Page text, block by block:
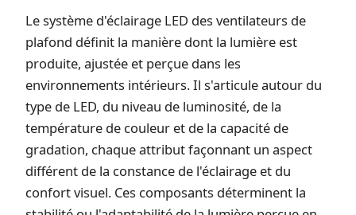
Le système d'éclairage LED des ventilateurs de
plafond définit la manière dont la lumière est
produite, ajustée et perçue dans les
environnements intérieurs. Il s'articule autour du
type de LED, du niveau de luminosité, de la
température de couleur et de la capacité de
gradation, chaque attribut façonnant un aspect
différent de la constance de l'éclairage et du
confort visuel. Ces composants déterminent la